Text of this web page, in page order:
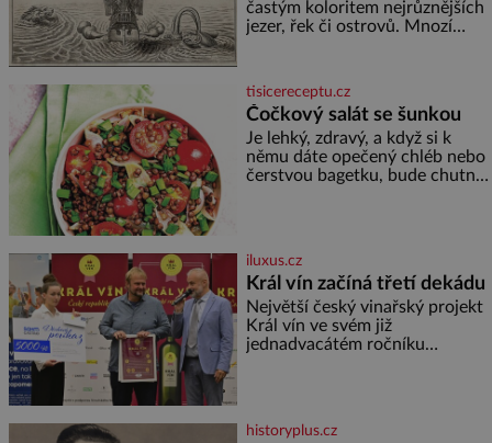
častým koloritem nejrůznějších
jezer, řek či ostrovů. Mnozí
přitáhnout k němu pozornost
záhadám nakloněných turi
tisicereceptu.cz
Čočkový salát se šunkou
Je lehký, zdravý, a když si k
němu dáte opečený chléb nebo
čerstvou bagetku, bude chutnat
cibule 2 lžíce
iluxus.cz
Král vín začíná třetí dekádu
Největší český vinařský projekt
Král vín ve svém již
jednadvacátém ročníku
historyplus.cz